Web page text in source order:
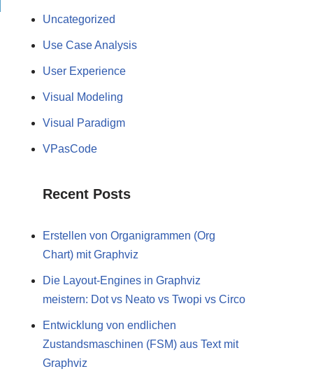
Uncategorized
Use Case Analysis
User Experience
Visual Modeling
Visual Paradigm
VPasCode
Recent Posts
Erstellen von Organigrammen (Org
Chart) mit Graphviz
Die Layout-Engines in Graphviz
meistern: Dot vs Neato vs Twopi vs Circo
Entwicklung von endlichen
Zustandsmaschinen (FSM) aus Text mit
Graphviz